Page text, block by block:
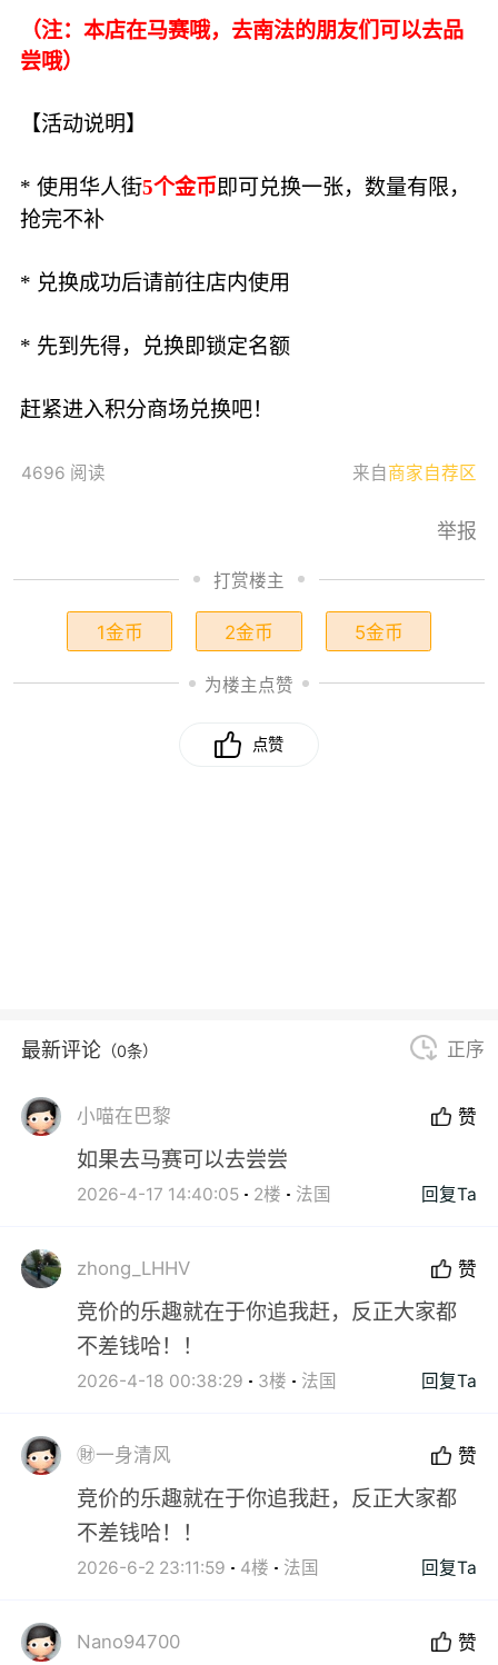
（注：本店在马赛哦，去南法的朋友们可以去品
尝哦）
【活动说明】
* 使用华人街5个金币即可兑换一张，数量有限，
抢完不补
* 兑换成功后请前往店内使用
* 先到先得，兑换即锁定名额
赶紧进入积分商场兑换吧！
4696 阅读 来自 商家自荐区
举报
打赏楼主
1金币 2金币 5金币
为楼主点赞
点赞
最新评论 （0条） 正序
小喵在巴黎 赞
如果去马赛可以去尝尝
2026-4-17 14:40:05 2楼 法国 回复Ta
zhong_LHHV 赞
竞价的乐趣就在于你追我赶，反正大家都
不差钱哈！！
2026-4-18 00:38:29 3楼 法国 回复Ta
㊖一身清风 赞
竞价的乐趣就在于你追我赶，反正大家都
不差钱哈！！
2026-6-2 23:11:59 4楼 法国 回复Ta
Nano94700 赞